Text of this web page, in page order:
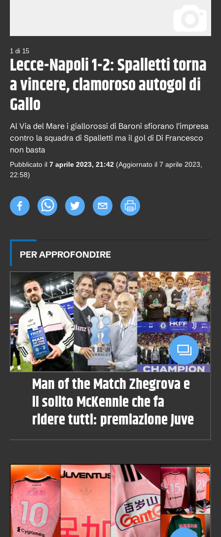
1 di 15
Lecce-Napoli 1-2: Spalletti torna
a vincere, clamoroso autogol di
Gallo
Al Via del Mare i giallorossi di Baroni sfiorano l'impresa
contro la squadra di Spalletti ma il gol di Di Francesco
non basta
Pubblicato il 7 aprile 2023, 21:42 (Aggiornato il 7 aprile 2023,
22:58)
PER APPROFONDIRE
Man of the Match Zhegrova e
il solito McKennie che fa
ridere tutti: premiazione Juve